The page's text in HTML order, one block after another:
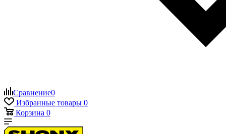
Сравнение0
Избранные товары 0
Корзина 0